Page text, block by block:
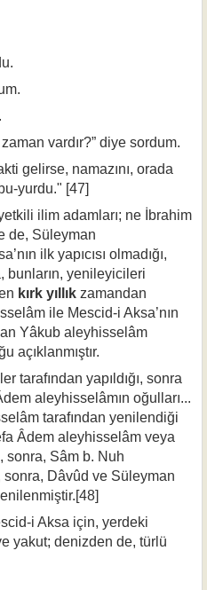
vardır?” diye sordum.
gelirse, namazını, orada
yurdu." [47]
ilim adamları; ne İbrahim
de, Süleyman
ilk yapıcısı olma­dığı,
bunların, yenileyicileri
kırk yıllık zamandan
ile Mescid-i Aksa’nın
Yâkub aleyhisselâm
açıklanmıştır.
tarafından yapıldığı, sonra
aleyhisselâmın oğulları...
tarafından yenilendiği
Âdem aleyhisselâm veya
sonra, Sâm b. Nuh
Dâvûd ve Süleyman
i Aksa için, yerdeki
yakut; denizden de, türlü